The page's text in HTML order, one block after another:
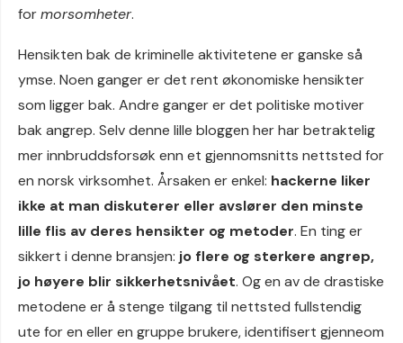
formorsomheter.
Hensikten bak de kriminelle aktivitetene er ganske så
ymse. Noen ganger er det rent økonomiske hensikter
som ligger bak. Andre ganger er det politiske motiver
bak angrep. Selv denne lille bloggen her har betraktelig
mer innbruddsforsøk enn et gjennomsnitts nettsted for
en norsk virksomhet. Årsaken er enkel: hackerne liker
ikke at man diskuterer eller avslører den minste
lille flis av deres hensikter og metoder. En ting er
sikkert i denne bransjen: jo flere og sterkere angrep,
jo høyere blir sikkerhetsnivået. Og en av de drastiske
metodene er å stenge tilgang til nettsted fullstendig
ute for en eller en gruppe brukere, identifisert gjenneom